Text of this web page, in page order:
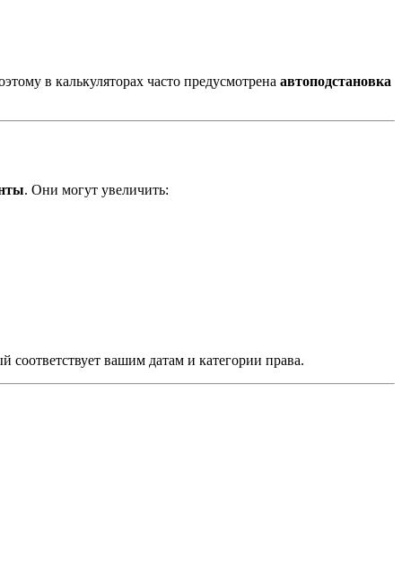
в калькуляторах часто предусмотрена автоподстановка
. Они могут увеличить:
вашим датам и категории права.